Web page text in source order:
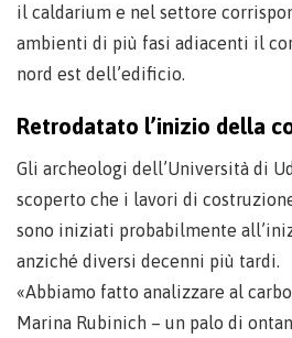
il caldarium e nel settore
ambienti di più fasi adiacenti il
nord est dell’edificio.
Retrodatato l’inizio della
Gli archeologi dell’Università di
scoperto che i lavori di
sono iniziati probabilmente
anziché diversi decenni più tardi.
«Abbiamo fatto analizzare al
Marina Rubinich – un palo di